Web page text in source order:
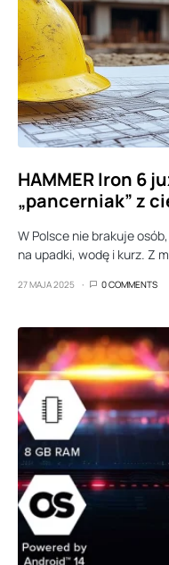
HAMMER Iron 6
„pancerniak” z
W Polsce nie brakuje
na upadki, wodę i kurz. Z
27 MAJA 2025 0 COMMENTS